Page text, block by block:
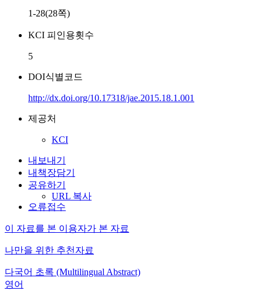
1-28(28쪽)
KCI 피인용횟수
5
DOI식별코드
http://dx.doi.org/10.17318/jae.2015.18.1.001
제공처
KCI
내보내기
내책장담기
공유하기
URL 복사
오류접수
이 자료를 본 이용자가 본 자료
나만을 위한 추천자료
다국어 초록 (Multilingual Abstract)
영어